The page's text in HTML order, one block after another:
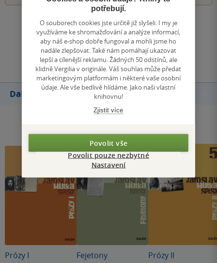
Zobrazit všechna hodnocení
Přidat hodnocení
Další knihy autora
Prózy I Fejetony Prózy II
potřebují.
O souborech cookies jste určitě již slyšeli. I my je
využíváme ke shromažďování a analýze informací,
aby náš e-shop dobře fungoval a mohli jsme ho
nadále zlepšovat. Také nám pomáhají ukazovat
lepší a cílenější reklamu. Žádných 50 odstínů, ale
klidně Vergilia v originále. Váš souhlas může předat
marketingovým platformám i některé vaše osobní
údaje. Ale vše bedlivě hlídáme. Jako naši vlastní
knihovnu!
Zjistit více
Povolit vše
Povolit pouze nezbytné
Nastavení